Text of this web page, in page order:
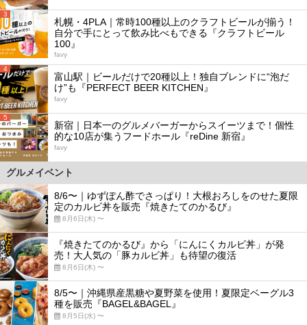
3
札幌・4PLA｜常時100種以上のクラフトビールが揃う！
自分で手にとって飲み比べもできる『クラフトビール
100』
favy
4
富山駅｜ビールだけで20種以上！独自ブレンドに“泡だ
け”も『PERFECT BEER KITCHEN』
favy
5
新宿｜日本一のグルメバーガーからスイーツまで！個性
的な10店が集うフードホール『reDine 新宿』
favy
グルメイベント
8/6〜｜ゆずぽん酢でさっぱり！大根おろしをのせた夏限
定のカルビ丼を販売『焼きたてのかるび』
8月6日(木) 〜
『焼きたてのかるび』から「にんにくカルビ丼」が発
売！大人気の「豚カルビ丼」も待望の復活
8月6日(木) 〜
8/5〜｜沖縄県産黒糖や夏野菜を使用！夏限定ベーグル3
種を販売『BAGEL&BAGEL』
8月5日(水) 〜